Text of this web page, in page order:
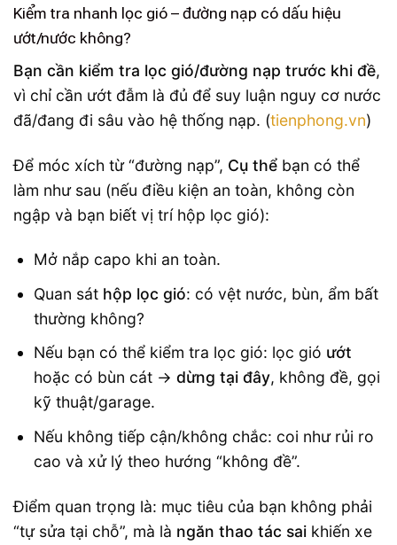
Kiểm tra nhanh lọc gió – đường nạp có dấu hiệu
ướt/nước không?
Bạn cần kiểm tra lọc gió/đường nạp trước khi đề,
vì chỉ cần ướt đẫm là đủ để suy luận nguy cơ nước
đã/đang đi sâu vào hệ thống nạp. (tienphong.vn)
Để móc xích từ “đường nạp”, Cụ thể bạn có thể
làm như sau (nếu điều kiện an toàn, không còn
ngập và bạn biết vị trí hộp lọc gió):
Mở nắp capo khi an toàn.
Quan sát hộp lọc gió: có vệt nước, bùn, ẩm bất
thường không?
Nếu bạn có thể kiểm tra lọc gió: lọc gió ướt
hoặc có bùn cát → dừng tại đây, không đề, gọi
kỹ thuật/garage.
Nếu không tiếp cận/không chắc: coi như rủi ro
cao và xử lý theo hướng “không đề”.
Điểm quan trọng là: mục tiêu của bạn không phải
“tự sửa tại chỗ”, mà là ngăn thao tác sai khiến xe